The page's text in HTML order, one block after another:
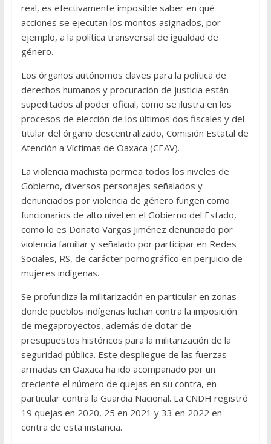
real, es efectivamente imposible saber en qué
acciones se ejecutan los montos asignados, por
ejemplo, a la política transversal de igualdad de
género.
Los órganos autónomos claves para la política de
derechos humanos y procuración de justicia están
supeditados al poder oficial, como se ilustra en los
procesos de elección de los últimos dos fiscales y del
titular del órgano descentralizado, Comisión Estatal de
Atención a Víctimas de Oaxaca (CEAV).
La violencia machista permea todos los niveles de
Gobierno, diversos personajes señalados y
denunciados por violencia de género fungen como
funcionarios de alto nivel en el Gobierno del Estado,
como lo es Donato Vargas Jiménez denunciado por
violencia familiar y señalado por participar en Redes
Sociales, RS, de carácter pornográfico en perjuicio de
mujeres indígenas.
Se profundiza la militarización en particular en zonas
donde pueblos indígenas luchan contra la imposición
de megaproyectos, además de dotar de
presupuestos históricos para la militarización de la
seguridad pública. Este despliegue de las fuerzas
armadas en Oaxaca ha ido acompañado por un
creciente el número de quejas en su contra, en
particular contra la Guardia Nacional. La CNDH registró
19 quejas en 2020, 25 en 2021 y 33 en 2022 en
contra de esta instancia.